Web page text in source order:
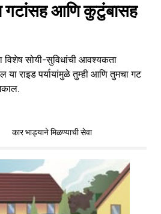
गटांसह आणि कुटुंबासह
विशेष सोयी-सुविधांची आवश्यकता
राइड पर्यायांमुळे तुम्ही आणि तुमचा गट
कार भाड्याने मिळण्याची सेवा